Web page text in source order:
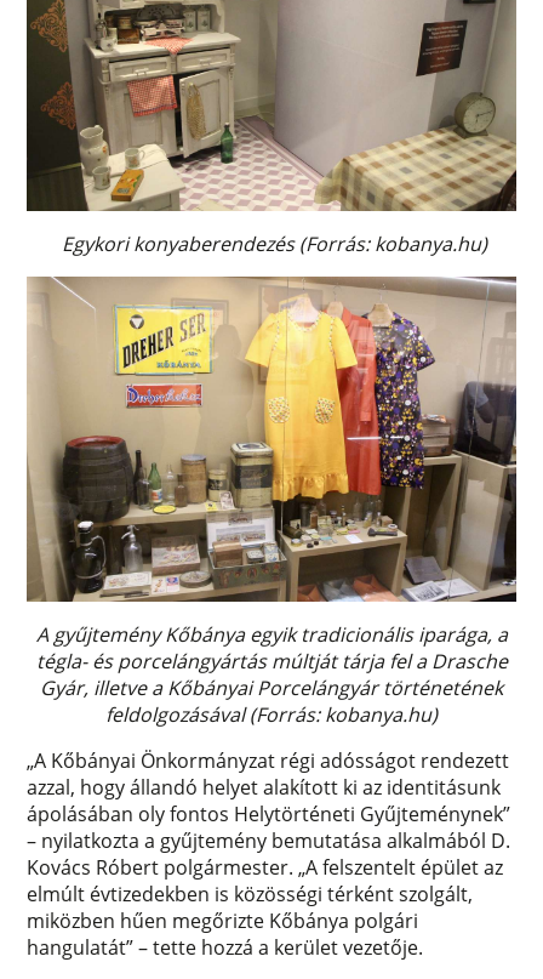
Egykori konyaberendezés (Forrás: kobanya.hu)
A gyűjtemény Kőbánya egyik tradicionális iparága, a
tégla- és porcelángyártás múltját tárja fel a Drasche
Gyár, illetve a Kőbányai Porcelángyár történetének
feldolgozásával (Forrás: kobanya.hu)
„A Kőbányai Önkormányzat régi adósságot rendezett
azzal, hogy állandó helyet alakított ki az identitásunk
ápolásában oly fontos Helytörténeti Gyűjteménynek”
– nyilatkozta a gyűjtemény bemutatása alkalmából D.
Kovács Róbert polgármester. „A felszentelt épület az
elmúlt évtizedekben is közösségi térként szolgált,
miközben hűen megőrizte Kőbánya polgári
hangulatát” – tette hozzá a kerület vezetője.